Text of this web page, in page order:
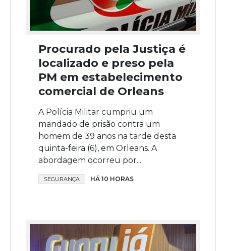
Procurado pela Justiça é
localizado e preso pela
PM em estabelecimento
comercial de Orleans
A Polícia Militar cumpriu um
mandado de prisão contra um
homem de 39 anos na tarde desta
quinta-feira (6), em Orleans. A
abordagem ocorreu por...
SEGURANÇA HÁ 10 HORAS